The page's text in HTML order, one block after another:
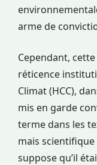
arme de
Cependant,
réticence
Climat (HCC),
mis en garde
terme dans les
mais
suppose qu’il